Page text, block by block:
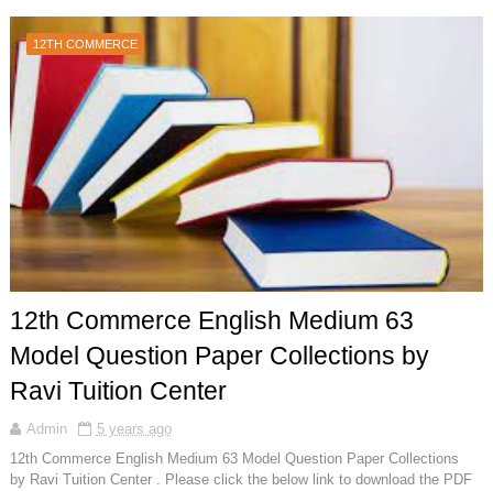
12TH COMMERCE
12th Commerce English Medium 63
Model Question Paper Collections by
Ravi Tuition Center
Admin
5 years ago
12th Commerce English Medium 63 Model Question Paper Collections
by Ravi Tuition Center . Please click the below link to download the PDF